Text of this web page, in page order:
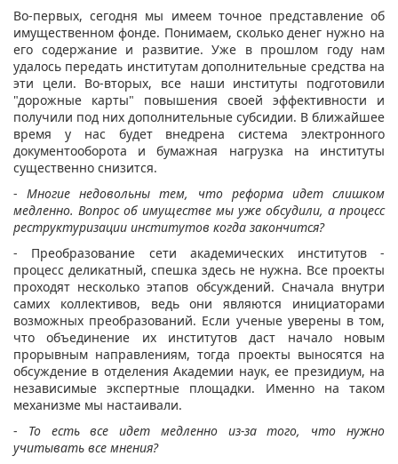
Во-первых, сегодня мы имеем точное представление об
имущественном фонде. Понимаем, сколько денег нужно на
его содержание и развитие. Уже в прошлом году нам
удалось передать институтам дополнительные средства на
эти цели. Во-вторых, все наши институты подготовили
"дорожные карты" повышения своей эффективности и
получили под них дополнительные субсидии. В ближайшее
время у нас будет внедрена система электронного
документооборота и бумажная нагрузка на институты
существенно снизится.
-Многие недовольны тем, что реформа идет слишком
медленно. Вопрос об имуществе мы уже обсудили, а процесс
реструктуризации институтов когда закончится?
- Преобразование сети академических институтов -
процесс деликатный, спешка здесь не нужна. Все проекты
проходят несколько этапов обсуждений. Сначала внутри
самих коллективов, ведь они являются инициаторами
возможных преобразований. Если ученые уверены в том,
что объединение их институтов даст начало новым
прорывным направлениям, тогда проекты выносятся на
обсуждение в отделения Академии наук, ее президиум, на
независимые экспертные площадки. Именно на таком
механизме мы настаивали.
- То есть все идет медленно из-за того, что нужно
учитывать все мнения?